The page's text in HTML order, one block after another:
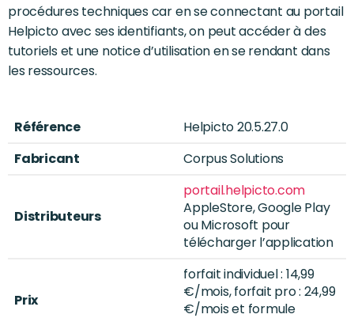
procédures techniques car en se connectant au portail
Helpicto avec ses identifiants, on peut accéder à des
tutoriels et une notice d’utilisation en se rendant dans
les ressources.
Référence
Helpicto 20.5.27.0
Fabricant
Corpus Solutions
Distributeurs
portail.helpicto.com
AppleStore, Google Play
ou Microsoft pour
télécharger l’application
Prix
forfait individuel : 14,99
€/mois, forfait pro : 24,99
€/mois et formule